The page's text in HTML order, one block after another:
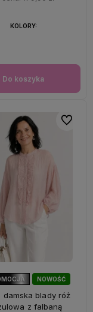
Do koszyka
KOLORY:
NOWOŚĆ
damska blady róż
z falbaną
Do